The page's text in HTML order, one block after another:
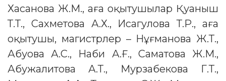
Хасанова Ж.М., аға оқытушылар Қуаныш
Т.Т., Сахметова А.Х., Исагулова Т.Р., аға
оқытушы, магистрлер – Нұғманова Ж.Т.,
Абуова А.С., Наби А.Ғ., Саматова Ж.М.,
Абужалитова А.Т., Мурзабекова Г.Т.,